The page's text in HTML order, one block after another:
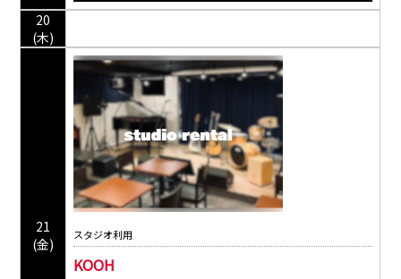
20
(木)
21
(金)
スタジオ利用
KOOH